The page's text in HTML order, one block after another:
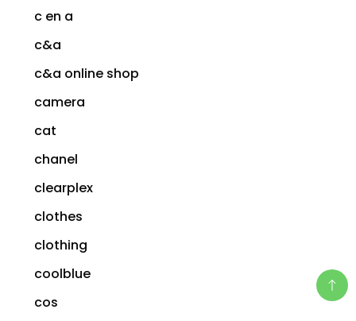
c en a
c&a
c&a online shop
camera
cat
chanel
clearplex
clothes
clothing
coolblue
cos